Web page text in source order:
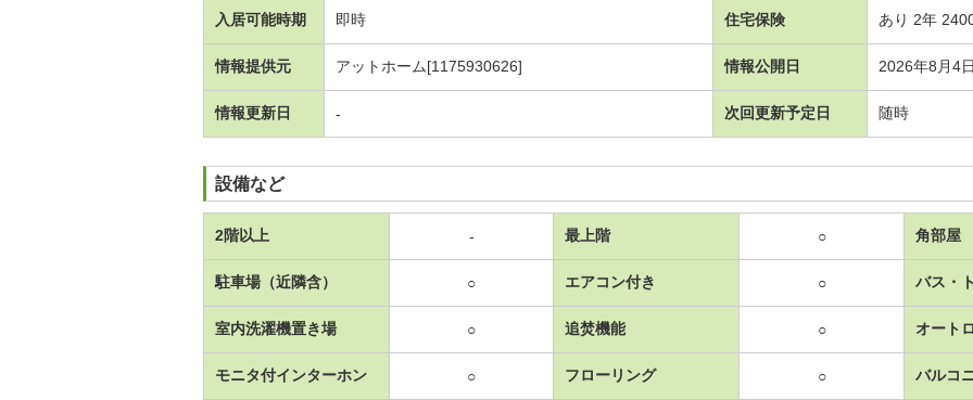
入居可能時期 即時 住宅保険 あり 2年
情報提供元 アットホーム[1175930626] 情報公開日 2026年8月4日
情報更新日 - 次回更新予定日 随時
設備など
2階以上 - 最上階 ○ 角部屋
駐車場（近隣含） ○ エアコン付き ○ バス・
室内洗濯機置き場 ○ 追焚機能 ○ オート
モニタ付インターホン ○ フローリング ○ バルコ